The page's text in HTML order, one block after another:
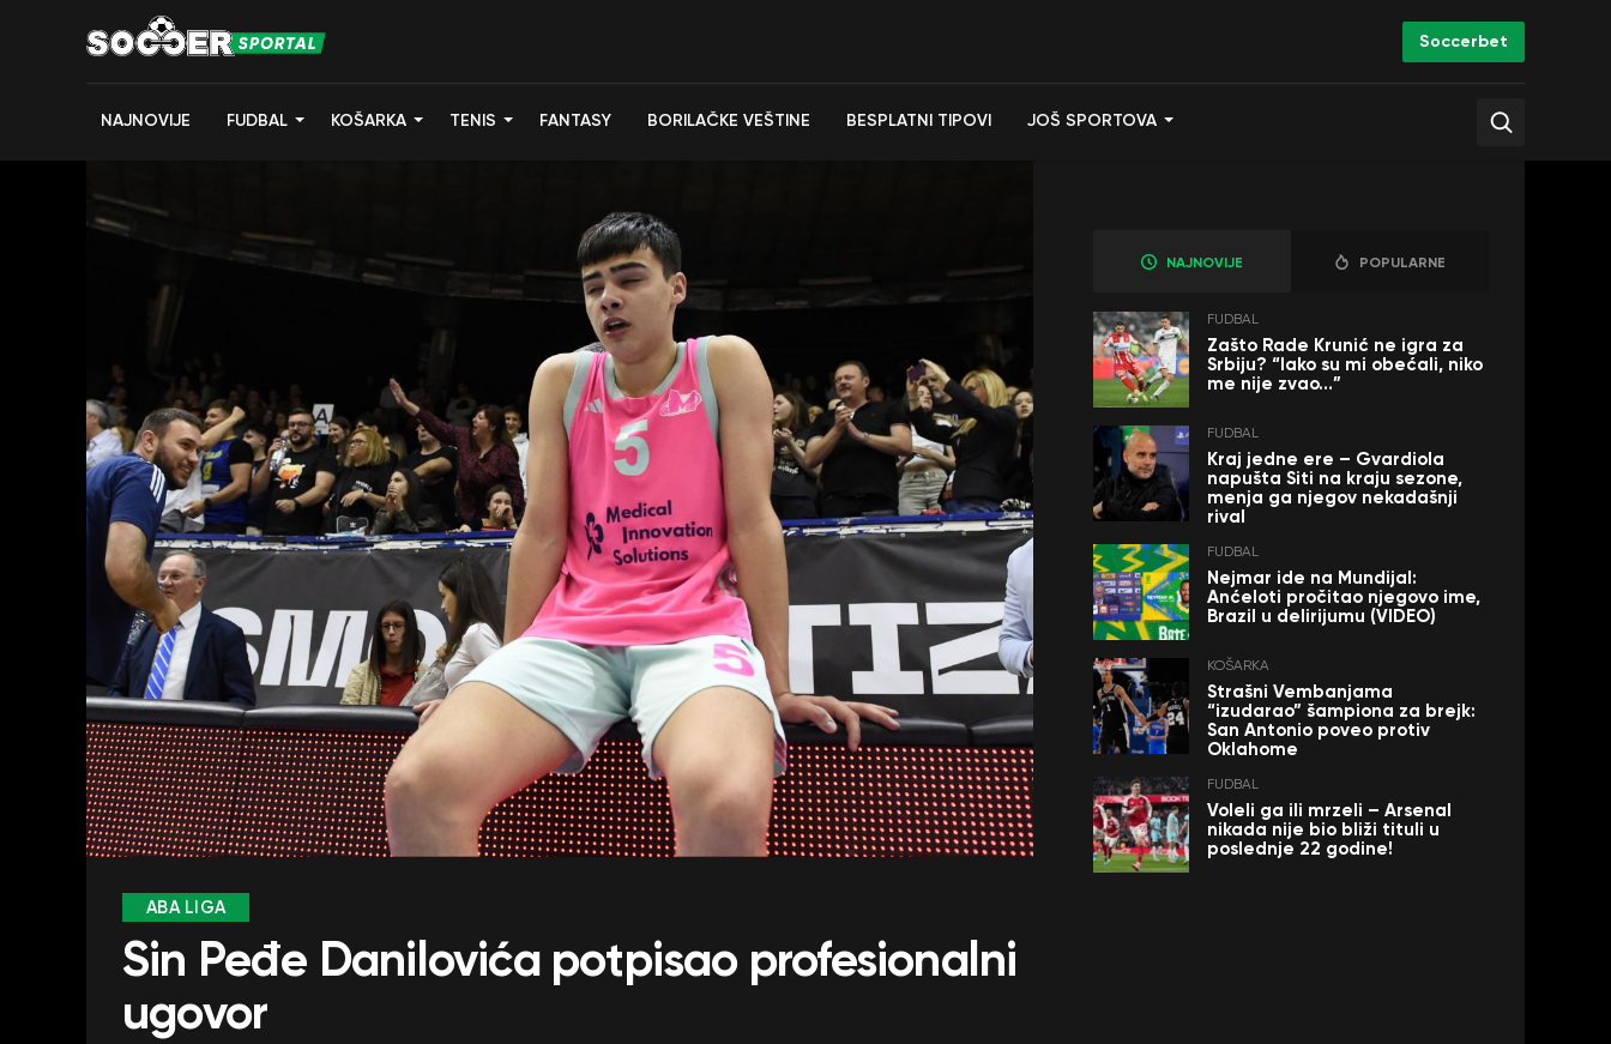
Soccerbet
NAJNOVIJE FUDBAL KOŠARKA TENIS FANTASY BORILAČKE VEŠTINE BESPLATNI TIPOVI JOŠ SPORTOVA
ABA LIGA
Sin Peđe Danilovića potpisao profesionalni
ugovor
NAJNOVIJE POPULARNE
FUDBAL
Zašto Rade Krunić ne igra za
Srbiju? “Iako su mi obećali, niko
me nije zvao…”
FUDBAL
Kraj jedne ere – Gvardiola
napušta Siti na kraju sezone,
menja ga njegov nekadašnji
rival
FUDBAL
Nejmar ide na Mundijal:
Anćeloti pročitao njegovo ime,
Brazil u delirijumu (VIDEO)
KOŠARKA
Strašni Vembanjama
“izudarao” šampiona za brejk:
San Antonio poveo protiv
Oklahome
FUDBAL
Voleli ga ili mrzeli – Arsenal
nikada nije bio bliži tituli u
poslednje 22 godine!